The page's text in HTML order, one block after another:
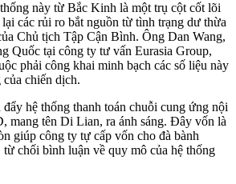
này từ Bắc Kinh là một trụ cột cốt lõi
các rủi ro bắt nguồn từ tình trạng dư thừa
Chủ tịch Tập Cận Bình. Ông Dan Wang,
Quốc tại công ty tư vấn Eurasia Group,
phải công khai minh bạch các số liệu này
chiến dịch.
hệ thống thanh toán chuỗi cung ứng nội
mang tên Di Lian, ra ánh sáng. Đây vốn là
giúp công ty tự cấp vốn cho đà bành
chối bình luận về quy mô của hệ thống